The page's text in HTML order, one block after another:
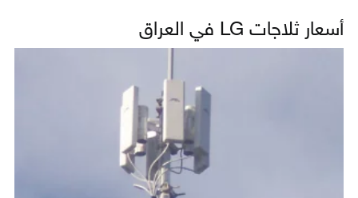
أسعار ثلاجات LG في العراق